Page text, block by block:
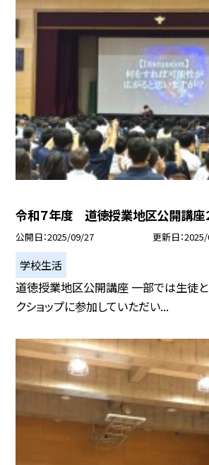
令和７年度 道徳授業地区公開講座
公開日 2025/09/27 更新日
学校生活
道徳授業地区公開講座 一部では生徒
クショップに参加していただい...